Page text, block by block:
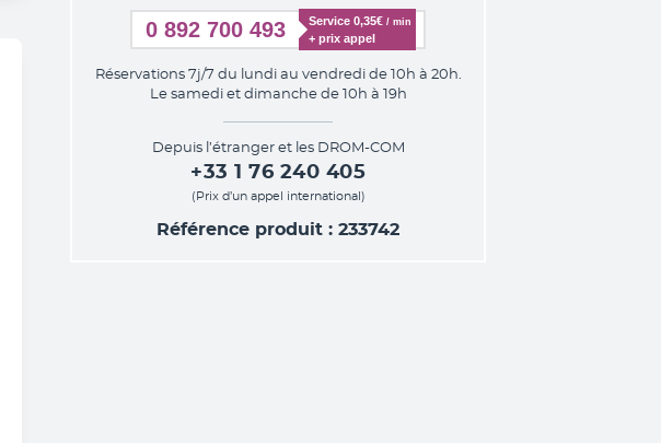
0 892 700 493 Service 0,35€ / min
+ prix appel
Réservations 7j/7 du lundi au vendredi de 10h à 20h.
Le samedi et dimanche de 10h à 19h
Depuis l’étranger et les DROM-COM
+33 1 76 240 405
(Prix d’un appel international)
Référence produit : 233742